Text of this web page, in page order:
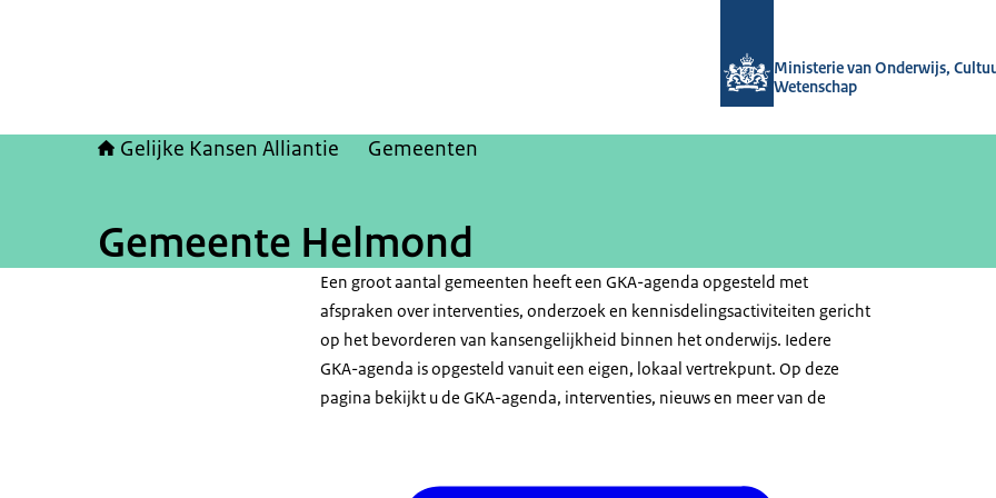
Ministerie van Onderwijs,
Wetenschap
Gelijke Kansen Alliantie Gemeenten
Gemeente Helmond
Een groot aantal gemeenten heeft een GKA-agenda opgesteld met
afspraken over interventies, onderzoek en kennisdelingsactiviteiten gericht
op het bevorderen van kansengelijkheid binnen het onderwijs. Iedere
GKA-agenda is opgesteld vanuit een eigen, lokaal vertrekpunt. Op deze
pagina bekijkt u de GKA-agenda, interventies, nieuws en meer van de